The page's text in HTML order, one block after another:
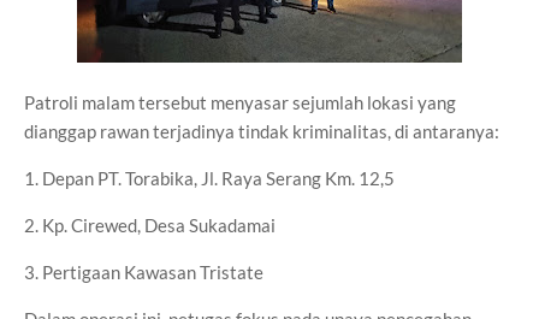
Patroli malam tersebut menyasar sejumlah lokasi yang
dianggap rawan terjadinya tindak kriminalitas, di antaranya:
1. Depan PT. Torabika, Jl. Raya Serang Km. 12,5
2. Kp. Cirewed, Desa Sukadamai
3. Pertigaan Kawasan Tristate